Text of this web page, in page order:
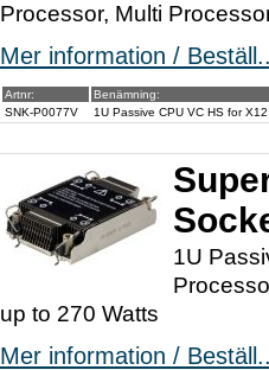
Processor, Multi
Mer information /
Artnr:
Benämning:
SNK-P0077V
1U Passive CPU VC HS for
1U
up to 270 Watts
Mer information /